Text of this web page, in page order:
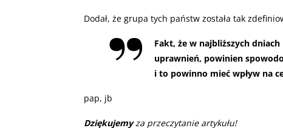
Dodał, że grupa tych państw została tak
Fakt, że w najbliższych
uprawnień, powinien
i to powinno mieć wpływ na
pap, jb
Dziękujemyza przeczytanie artykułu!